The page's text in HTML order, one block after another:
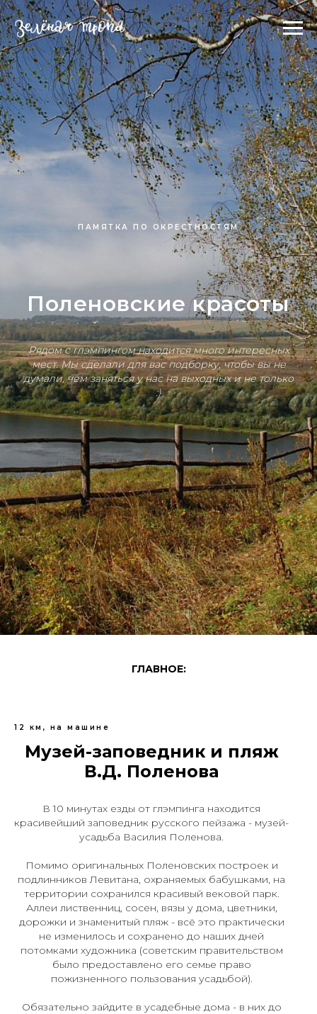
ПАМЯТКА ПО ОКРЕСТНОСТЯМ
Поленовские красоты
Рядом с глэмпингом находится много интересных
мест. Мы сделали для вас подборку, чтобы вы не
думали, чем заняться у нас на выходных и не только
:)
ГЛАВНОЕ:
12 км, на машине
Музей-заповедник и пляж
В.Д. Поленова
В 10 минутах езды от глэмпинга находится
красивейший заповедник русского пейзажа - музей-
усадьба Василия Поленова.
Помимо оригинальных Поленовских построек и
подлинников Левитана, охраняемых бабушками, на
территории сохранился красивый вековой парк.
Аллеи лиственниц, сосен, вязы у дома, цветники,
дорожки и знаменитый пляж - всё это практически
не изменилось и сохранено до наших дней
потомками художника (советским правительством
было предоставлено его семье право
пожизненного пользования усадьбой).
Обязательно зайдите в усадебные дома - в них до